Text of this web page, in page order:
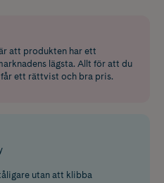
att produkten har ett
lägsta. Allt för att du
ett rättvist och bra pris.
utan att klibba